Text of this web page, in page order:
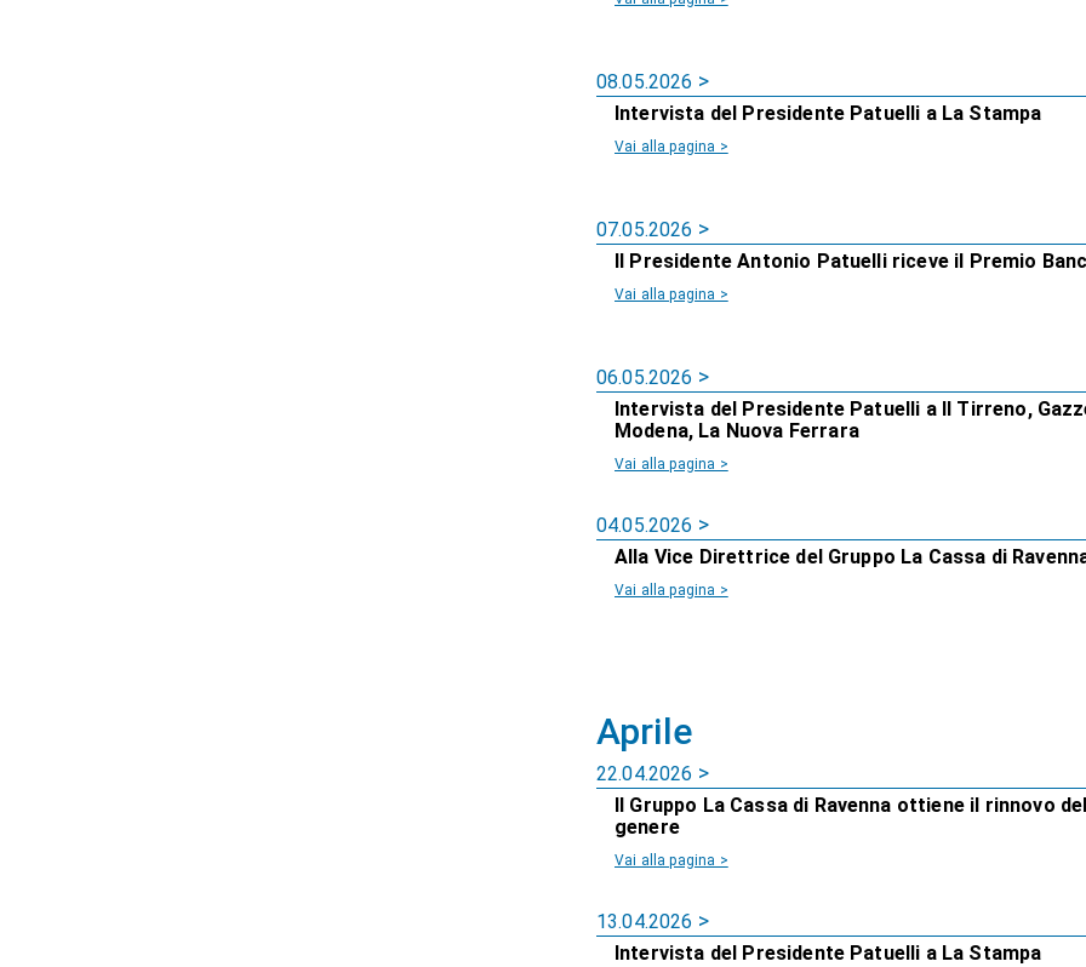
08.05.2026
Intervista del Presidente Patuelli a La Stampa
Vai alla pagina >
07.05.2026
Il Presidente Antonio Patuelli riceve il Premio
Vai alla pagina >
06.05.2026
Intervista del Presidente Patuelli a Il Tirreno,
Modena, La Nuova Ferrara
Vai alla pagina >
04.05.2026
Alla Vice Direttrice del Gruppo La Cassa di
Vai alla pagina >
Aprile
22.04.2026
Il Gruppo La Cassa di Ravenna ottiene il rinnovo
genere
Vai alla pagina >
13.04.2026
Intervista del Presidente Patuelli a La Stampa